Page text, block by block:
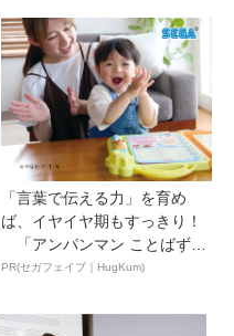
「言葉で伝える力」を育め
ば、イヤイヤ期もすっきり！
「アンパンマン ことばずか
ん...
PR(セガフェイブ｜HugKum)